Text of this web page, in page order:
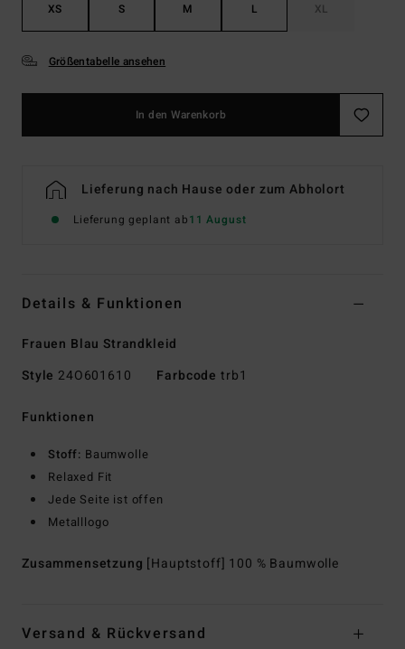
XS S M L XL
Größentabelle ansehen
In den Warenkorb
Lieferung nach Hause oder zum Abholort
Lieferung geplant ab11 August
Details & Funktionen
Frauen Blau Strandkleid
Style 24O601610 Farbcode trb1
Funktionen
Stoff: Baumwolle
Relaxed Fit
Jede Seite ist offen
Metalllogo
Zusammensetzung [Hauptstoff] 100 % Baumwolle
Versand & Rückversand